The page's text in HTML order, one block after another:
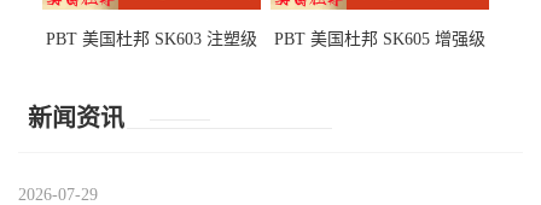
PBT 美国杜邦 SK603 注塑级
PBT 美国杜邦 SK605 增强级
新闻资讯
2026-07-29